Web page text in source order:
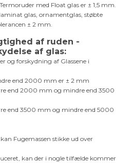
med Float glas er ± 1,5 mm.
glas, ornamentglas, støbte
± 2 mm.
af ruden -
af glas:
og forskydning af Glassene i
end 2000 mm er ± 2 mm
end 2000 mm og mindre end 3500
end 3500 mm og mindre end 5000
Fugemassen stikke ud over
kan der i nogle tilfælde kommer